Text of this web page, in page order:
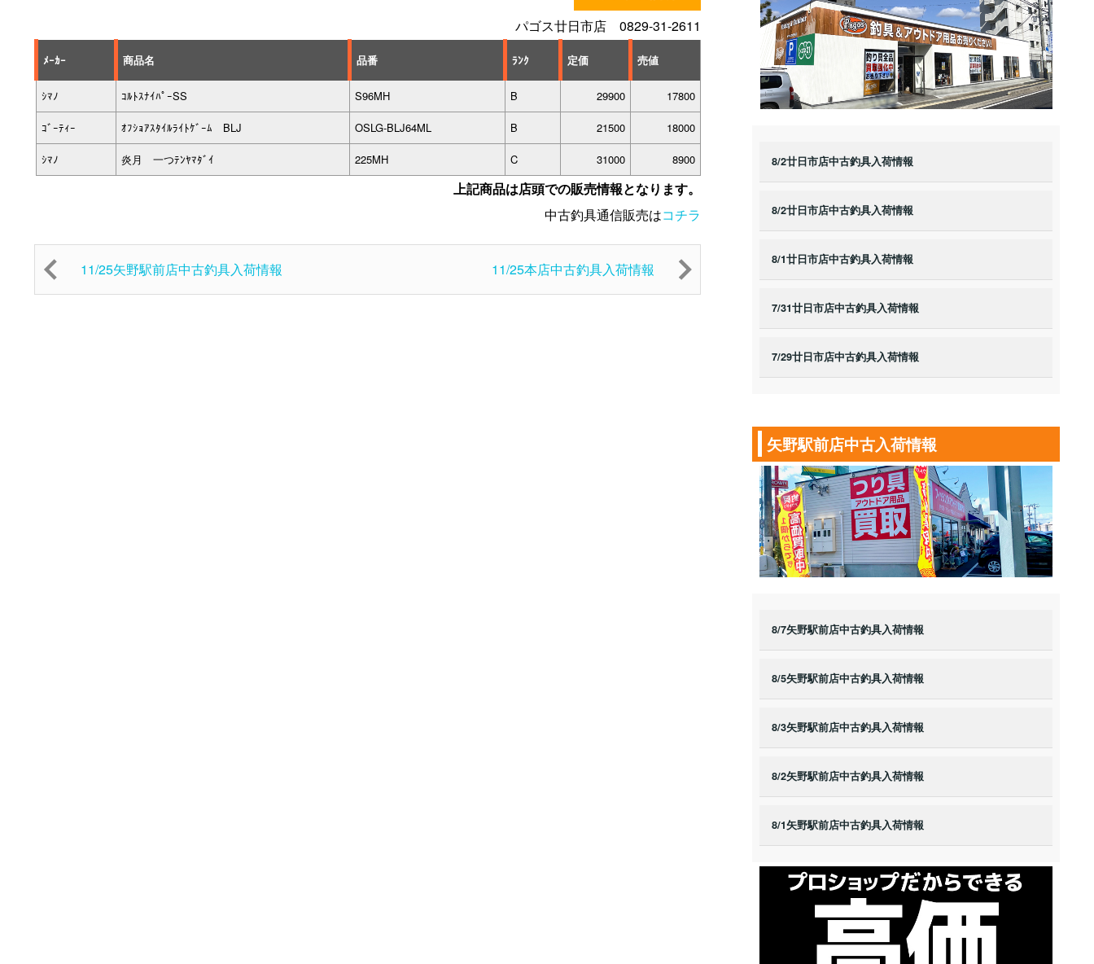
パゴス廿日市店 0829-31-2611
ﾒｰｶｰ 商品名 品番 ﾗﾝｸ 定価 売値
ｼﾏﾉ ｺﾙﾄｽﾅｲﾊﾟｰSS S96MH B 29900 17800
ｺﾞｰﾃｨｰ ｵﾌｼｮｱｽﾀｲﾙﾗｲﾄｹﾞｰﾑ BLJ OSLG-BLJ64ML B 21500 18000
ｼﾏﾉ 炎月 一つﾃﾝﾔﾏﾀﾞｲ 225MH C 31000 8900
上記商品は店頭での販売情報となります。
中古釣具通信販売はコチラ
11/25矢野駅前店中古釣具入荷情報 11/25本店中古釣具入荷情報
8/2廿日市店中古釣具入荷情報
8/2廿日市店中古釣具入荷情報
8/1廿日市店中古釣具入荷情報
7/31廿日市店中古釣具入荷情報
7/29廿日市店中古釣具入荷情報
矢野駅前店中古入荷情報
8/7矢野駅前店中古釣具入荷情報
8/5矢野駅前店中古釣具入荷情報
8/3矢野駅前店中古釣具入荷情報
8/2矢野駅前店中古釣具入荷情報
8/1矢野駅前店中古釣具入荷情報